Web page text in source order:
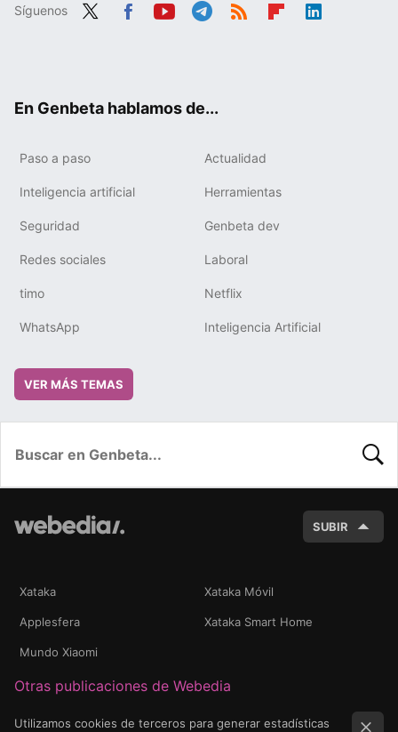
Síguenos
En Genbeta hablamos de...
Paso a paso Actualidad
Inteligencia artificial Herramientas
Seguridad Genbeta dev
Redes sociales Laboral
timo Netflix
WhatsApp Inteligencia Artificial
VER MÁS TEMAS
SUBIR
Xataka Xataka Móvil
Applesfera Xataka Smart Home
Mundo Xiaomi
Otras publicaciones de Webedia
Utilizamos cookies de terceros para generar estadísticas